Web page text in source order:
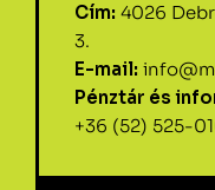
Cím: 4026
3.
E-mail:
Pénztár és
+36 (52) 525-